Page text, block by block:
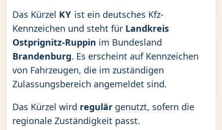
Das Kürzel KY ist ein deutsches Kfz-
Kennzeichen und steht für Landkreis
Ostprignitz-Ruppin im Bundesland
Brandenburg. Es erscheint auf Kennzeichen
von Fahrzeugen, die im zuständigen
Zulassungsbereich angemeldet sind.
Das Kürzel wird regulär genutzt, sofern die
regionale Zuständigkeit passt.